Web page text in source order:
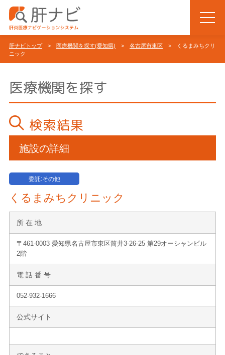
肝ナビトップ> 医療機関を探す(愛知県) > 名古屋市東区 > くるまみちクリ
ニック
医療機関を探す
検索結果
施設の詳細
委託:その他
くるまみちクリニック
所 在 地
〒461-0003 愛知県名古屋市東区筒井3-26-25 第29オーシャンビル
2階
電 話 番 号
052-932-1666
公式サイト